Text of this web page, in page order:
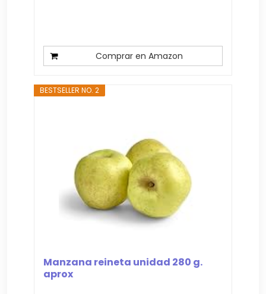
Comprar en Amazon
BESTSELLER NO. 2
Manzana reineta unidad 280 g.
aprox